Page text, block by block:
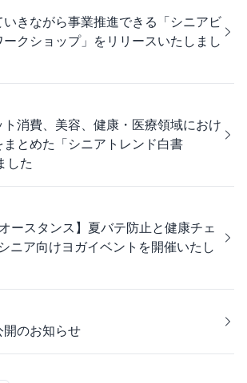
きながら事業推進できる「シニアビ
クショップ」をリリースいたしまし
ト消費、美容、健康・医療領域におけ
まとめた「シニアトレンド白書
した
ースタンス】夏バテ防止と健康チェ
ニア向けヨガイベントを開催いたし
開のお知らせ